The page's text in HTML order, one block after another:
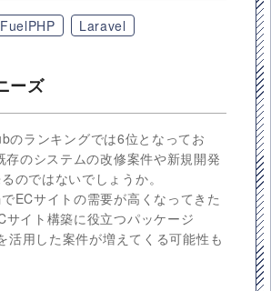
FuelPHP Laravel
ーズ
のランキングでは6位となってお
存のシステムの改修案件や新規開発
のではないでしょうか。
ECサイトの需要が高くなってきた
サイト構築に役立つパッケージ
活用した案件が増えてくる可能性も